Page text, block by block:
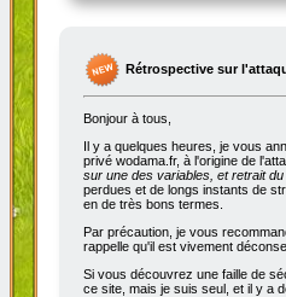
Rétrospective sur
Bonjour à tous,
Il y a quelques heures, je vous
privé wodama.fr, à l'origine de
sur une des variables, et retrait
perdues et de longs instants de
en de très bons termes.
Par précaution, je vous
rappelle qu'il est vivement
Si vous découvrez une faille de
ce site, mais je suis seul, et il y a